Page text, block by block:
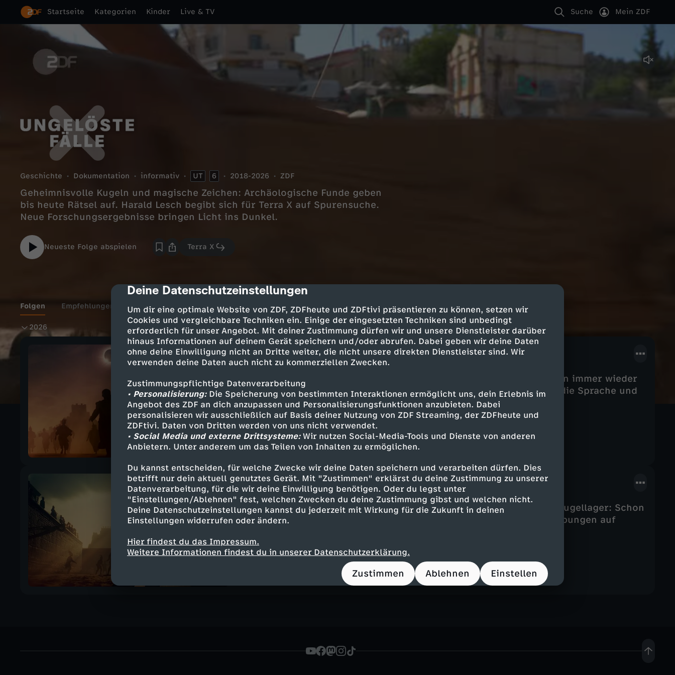
cmp-dialog-description
Deine Datenschutzeinstellungen
Um dir eine optimale Website von ZDF, ZDFheute und ZDFtivi präsentieren zu können, setzen wir
Cookies und vergleichbare Techniken ein. Einige der eingesetzten Techniken sind unbedingt
erforderlich für unser Angebot. Mit deiner Zustimmung dürfen wir und unsere Dienstleister darüber
hinaus Informationen auf deinem Gerät speichern und/oder abrufen. Dabei geben wir deine Daten
ohne deine Einwilligung nicht an Dritte weiter, die nicht unsere direkten Dienstleister sind. Wir
verwenden deine Daten auch nicht zu kommerziellen Zwecken.
Zustimmungspflichtige Datenverarbeitung
• Personalisierung:Die Speicherung von bestimmten Interaktionen ermöglicht uns, dein Erlebnis im
Angebot des ZDF an dich anzupassen und Personalisierungsfunktionen anzubieten. Dabei
personalisieren wir ausschließlich auf Basis deiner Nutzung von ZDF Streaming, der ZDFheute und
ZDFtivi. Daten von Dritten werden von uns nicht verwendet.
• Social Media und externe Drittsysteme:Wir nutzen Social-Media-Tools und Dienste von anderen
Anbietern. Unter anderem um das Teilen von Inhalten zu ermöglichen.
Du kannst entscheiden, für welche Zwecke wir deine Daten speichern und verarbeiten dürfen. Dies
betrifft nur dein aktuell genutztes Gerät. Mit "Zustimmen" erklärst du deine Zustimmung zu unserer
Datenverarbeitung, für die wir deine Einwilligung benötigen. Oder du legst unter
"Einstellungen/Ablehnen" fest, welchen Zwecken du deine Zustimmung gibst und welchen nicht.
Deine Datenschutzeinstellungen kannst du jederzeit mit Wirkung für die Zukunft in deinen
Einstellungen widerrufen oder ändern.
Hier findest du das Impressum.
Weitere Informationen findest du in unserer Datenschutzerklärung.
Zustimmen Ablehnen Einstellen
Startseite Kategorien Kinder Live & TV Suche Mein ZDF
Geschichte Dokumentation informativ UT 6 2018-2026 ZDF
Geheimnisvolle Kugeln und magische Zeichen: Archäologische Funde geben
bis heute Rätsel auf. Harald Lesch begibt sich für Terra X auf Spurensuche.
Neue Forschungsergebnisse bringen Licht ins Dunkel.
Neueste Folge abspielen Terra X
Folgen Empfehlungen Extras Details
2026
2
Magische Zeichen
44 Min. 18.02.2026 AD UT DGS
Schrift wurde an verschiedenen Orten und zu verschiedenen Zeiten immer wieder
neu erfunden. Um sie entziffern zu können, muss man mehr über die Sprache und
Kultur der Menschen wissen.
Geheimnisvolle Kugeln
44 Min. 18.02.2026 AD UT DGS
Vom Geschoss über den Ball bis hin zum wahrscheinlich ältesten Kugellager: Schon
unsere Ur-Ur-Ur-Ahnen waren von der Form fasziniert, wie Ausgrabungen auf